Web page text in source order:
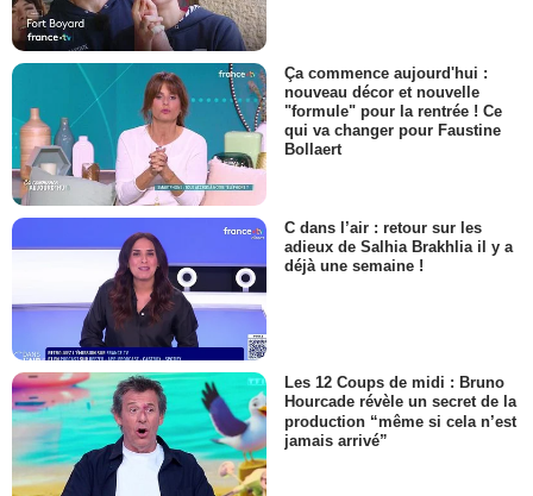
Ça commence aujourd'hui :
nouveau décor et nouvelle
"formule" pour la rentrée ! Ce
qui va changer pour Faustine
Bollaert
C dans l’air : retour sur les
adieux de Salhia Brakhlia il y a
déjà une semaine !
Les 12 Coups de midi : Bruno
Hourcade révèle un secret de la
production “même si cela n’est
jamais arrivé”